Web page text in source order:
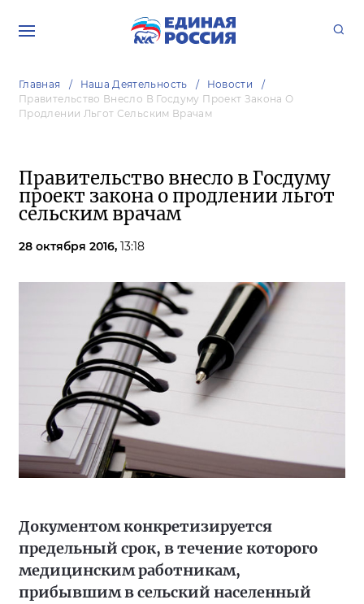
Главная Наша Деятельность
Новости
Правительство Внесло В Госдуму Проект Закона О
Продлении Льгот Сельским Врачам
Правительство внесло в Госдуму
проект закона о продлении льгот
сельским врачам
28 октября 2016, 13:18
Документом конкретизируется
предельный срок, в течение которого
медицинским работникам,
прибывшим в сельский населенный